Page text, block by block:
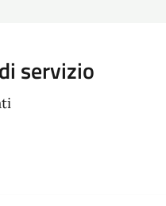
servizio